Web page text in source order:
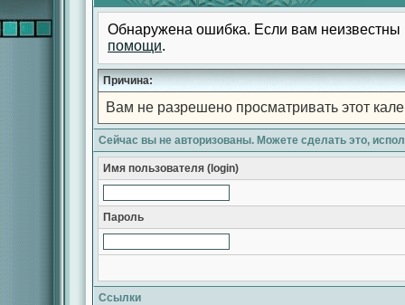
Обнаружена ошибка. Если вам
помощи.
Причина:
Вам не разрешено просматривать этот
Сейчас вы не авторизованы. Можете сделать это,
Имя пользователя (login)
Пароль
Ссылки